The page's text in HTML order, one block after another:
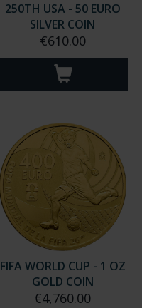
250TH USA - 50 EURO
SILVER COIN
€610.00
FIFA WORLD CUP - 1 OZ
GOLD COIN
€4,760.00